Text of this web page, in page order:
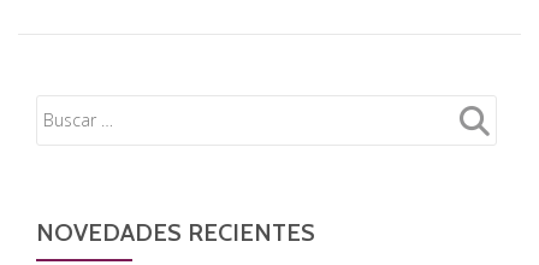
NOVEDADES RECIENTES